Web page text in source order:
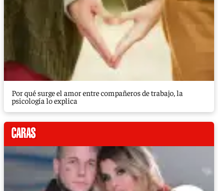
Por qué surge el amor entre compañeros de trabajo, la
psicología lo explica